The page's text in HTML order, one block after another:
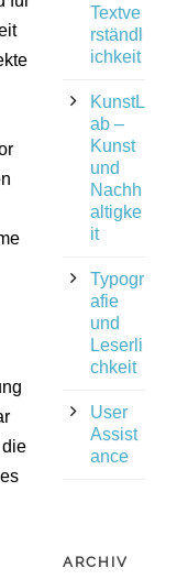
Textve
rständl
ichkeit
KunstL
ab –
Kunst
und
Nachh
altigke
it
Typogr
afie
und
Leserli
chkeit
User
Assist
ance
ARCHIV